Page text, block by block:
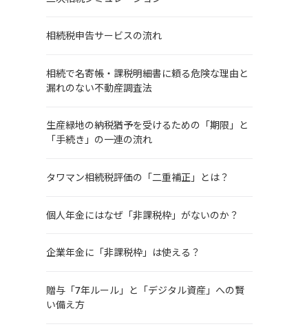
相続税申告サービスの流れ
相続で名寄帳・課税明細書に頼る危険な理由と
漏れのない不動産調査法
生産緑地の納税猶予を受けるための「期限」と
「手続き」の一連の流れ
タワマン相続税評価の「二重補正」とは？
個人年金にはなぜ「非課税枠」がないのか？
企業年金に「非課税枠」は使える？
贈与「7年ルール」と「デジタル資産」への賢
い備え方